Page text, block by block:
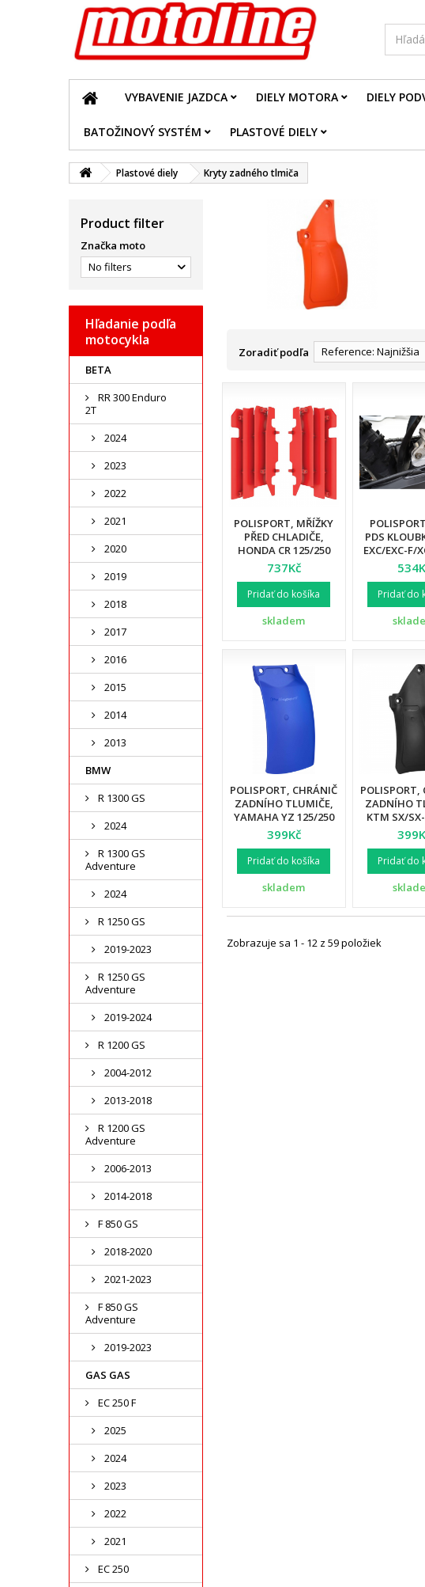
VYBAVENIE JAZDCA DIELY MOTORA DIELY
BATOŽINOVÝ SYSTÉM PLASTOVÉ DIELY
Plastové diely Kryty zadného tlmiča
Product filter
Značka moto
No filters
Hľadanie podľa
motocykla
BETA
RR 300 Enduro
2T
2024
2023
2022
2021
2020
2019
2018
2017
2016
2015
2014
2013
BMW
R 1300 GS
2024
R 1300 GS
Adventure
2024
R 1250 GS
2019-2023
R 1250 GS
Adventure
2019-2024
R 1200 GS
2004-2012
2013-2018
R 1200 GS
Adventure
2006-2013
2014-2018
F 850 GS
2018-2020
2021-2023
F 850 GS
Adventure
2019-2023
GAS GAS
EC 250 F
2025
2024
2023
2022
2021
EC 250
Zoradiť podľa Reference: Najnižšia
POLISPORT, MŘÍŽKY
PŘED CHLADIČE,
HONDA CR 125/250
'00-'04, CRF 450R `03-
04 ČERVENÁ BARVA
737Kč
Pridať do košíka
skladem
PDS
EXC/EXC-F/
W '17-'23
Pridať do
POLISPORT, CHRÁNIČ
ZADNÍHO TLUMIČE,
YAMAHA YZ 125/250
`04-20,YZ450 F `03-09,
YZ450 F `18-20 WR450F
03 - 20 MODRÁ BARVA
399Kč
Pridať do košíka
skladem
POLISPORT,
ZADNÍHO
KTM SX/
EXC/EXC-F
`14-15, FE
Pridať do
Zobrazuje sa 1 - 12 z 59 položiek